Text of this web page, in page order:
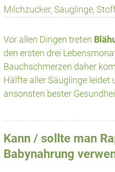
Milchzucker, Säuglinge,
Vor allen Dingen treten
den ersten drei
Bauchschmerzen daher
Hälfte aller Säuglinge leidet
ansonsten bester
Kann / sollte man
Babynahrung